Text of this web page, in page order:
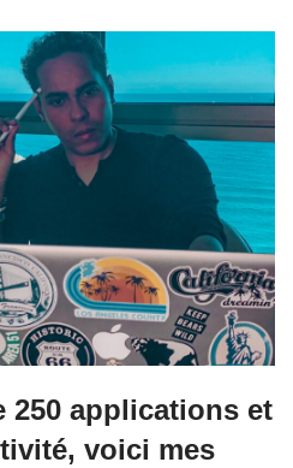
250 applications et
voici mes